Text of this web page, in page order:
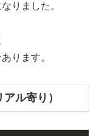
りました。
ります。
ル寄り）